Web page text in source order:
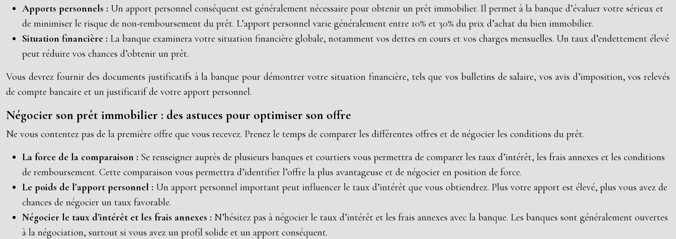
Apports personnels : Un apport personnel conséquent est généralement nécessaire pour obtenir un prêt immobilier. Il permet à la banque d’évaluer votre sérieux et
de minimiser le risque de non-remboursement du prêt. L’apport personnel varie généralement entre 10% et 30% du prix d’achat du bien immobilier.
Situation financière : La banque examinera votre situation financière globale, notamment vos dettes en cours et vos charges mensuelles. Un taux d’endettement élevé
peut réduire vos chances d’obtenir un prêt.
Vous devrez fournir des documents justificatifs à la banque pour démontrer votre situation financière, tels que vos bulletins de salaire, vos avis d’imposition, vos relevés
de compte bancaire et un justificatif de votre apport personnel.
Négocier son prêt immobilier : des astuces pour optimiser son offre
Ne vous contentez pas de la première offre que vous recevez. Prenez le temps de comparer les différentes offres et de négocier les conditions du prêt.
La force de la comparaison : Se renseigner auprès de plusieurs banques et courtiers vous permettra de comparer les taux d’intérêt, les frais annexes et les conditions
de remboursement. Cette comparaison vous permettra d’identifier l’offre la plus avantageuse et de négocier en position de force.
Le poids de l’apport personnel : Un apport personnel important peut influencer le taux d’intérêt que vous obtiendrez. Plus votre apport est élevé, plus vous avez de
chances de négocier un taux favorable.
Négocier le taux d’intérêt et les frais annexes : N’hésitez pas à négocier le taux d’intérêt et les frais annexes avec la banque. Les banques sont généralement ouvertes
à la négociation, surtout si vous avez un profil solide et un apport conséquent.